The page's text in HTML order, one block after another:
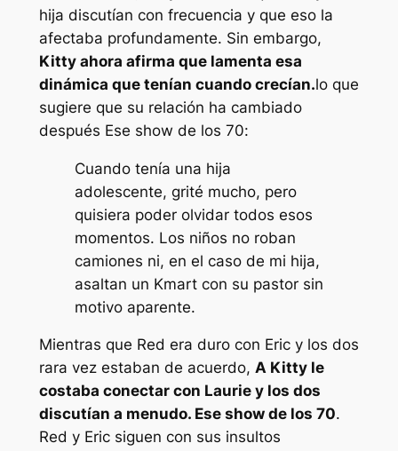
hija discutían con frecuencia y que eso la
afectaba profundamente. Sin embargo,
Kitty ahora afirma que lamenta esa
dinámica que tenían cuando crecían.lo que
sugiere que su relación ha cambiado
después Ese show de los 70:
Cuando tenía una hija
adolescente, grité mucho, pero
quisiera poder olvidar todos esos
momentos. Los niños no roban
camiones ni, en el caso de mi hija,
asaltan un Kmart con su pastor sin
motivo aparente.
Mientras que Red era duro con Eric y los dos
rara vez estaban de acuerdo, A Kitty le
costaba conectar con Laurie y los dos
discutían a menudo. Ese show de los 70.
Red y Eric siguen con sus insultos